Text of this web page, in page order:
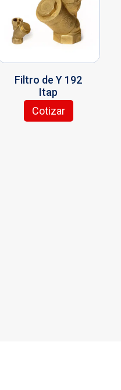
Filtro de Y 192
Itap
Cotizar
Este